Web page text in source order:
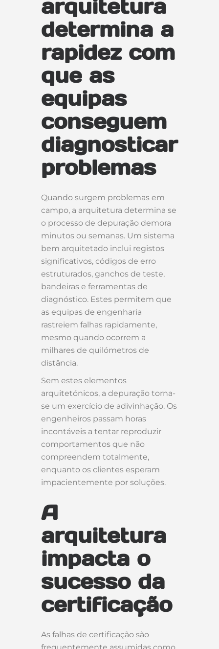
arquitetura
determina a
rapidez com
que as
equipas
conseguem
diagnosticar
problemas
Quando surgem problemas em
campo, a arquitetura determina se
o processo de depuração demora
minutos ou semanas. Um sistema
bem arquitetado inclui registos
significativos, códigos de erro
estruturados, ganchos de teste,
bandeiras e ferramentas de
diagnóstico. Estes permitem que
as equipas de engenharia
rastreiem falhas rapidamente,
mesmo quando ocorrem a
milhares de quilómetros de
distância.
Sem estes elementos
arquitetónicos, a depuração torna-
se um exercício de adivinhação. Os
engenheiros passam horas
incontáveis a tentar reproduzir
comportamentos que não
compreendem totalmente,
enquanto os clientes esperam
impacientemente por soluções.
A
arquitetura
impacta o
sucesso da
certificação
As falhas de certificação são